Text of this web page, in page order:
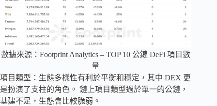
數據來源：Footprint Analytics – TOP 10 公鏈 DeFi 項目數
量
項目類型：生態多樣性有利於平衡和穩定，其中 DEX 更
是扮演了支柱的角色。 鏈上項目類型過於單一的公鏈，
基建不足，生態會比較脆弱。